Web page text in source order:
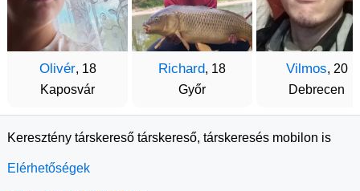
Olivér, 18
Kaposvár
Richard, 18
Győr
Vilmos, 20
Debrecen
Keresztény társkereső társkereső, társkeresés mobilon is
Elérhetőségek